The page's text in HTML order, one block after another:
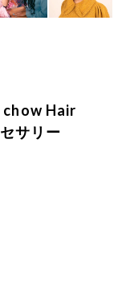
chow Hair
サリー